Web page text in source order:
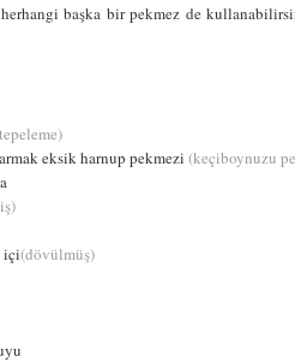
başka bir pekmez de
eksik harnup pekmezi (keçiboynuzu
içi(dövülmüş)